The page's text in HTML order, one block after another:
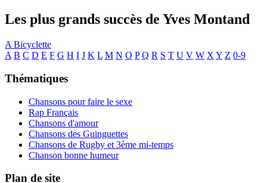
Les plus grands succès de Yves Montand
A Bicyclette
A B C D E F G H I J K L M N O P Q R S T U V W X Y Z 0-9
Thématiques
Chansons pour faire le sexe
Rap Français
Chansons d'amour
Chansons des Guinguettes
Chansons de Rugby et 3ème mi-temps
Chanson bonne humeur
Plan de site